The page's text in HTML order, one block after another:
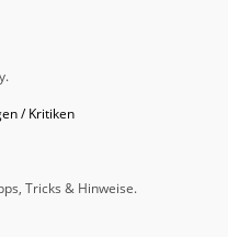
/ Kritiken
Tricks & Hinweise.